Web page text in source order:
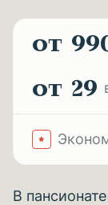
от
от 29
В